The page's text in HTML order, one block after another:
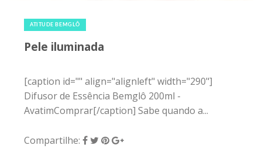
ATITUDE BEMGLÔ
Pele iluminada
[caption id="" align="alignleft" width="290"]
Difusor de Essência Bemglô 200ml -
AvatimComprar[/caption] Sabe quando a...
Compartilhe: